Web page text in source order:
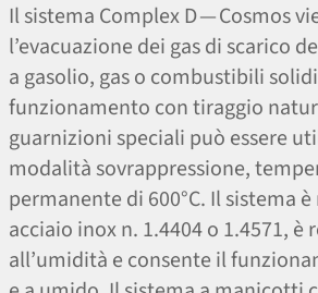
Il sistema Complex D — Cosmos
l’evacuazione dei gas di scarico
a gasolio, gas o combustibili
funzionamento con tiraggio
guarnizioni speciali può essere
modalità sovrappressione,
permanente di 600°C. Il sistema
acciaio inox n. 1.4404 o 1.4571, è
all’umidità e consente il